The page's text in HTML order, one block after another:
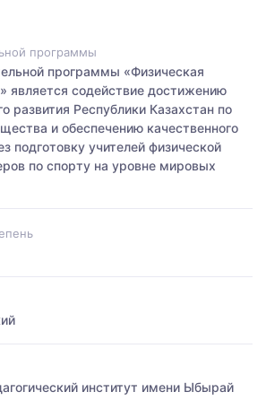
программы
программы «Физическая
является содействие достижению
развития Республики Казахстан по
и обеспечению качественного
подготовку учителей физической
по спорту на уровне мировых
институт имени Ыбырай